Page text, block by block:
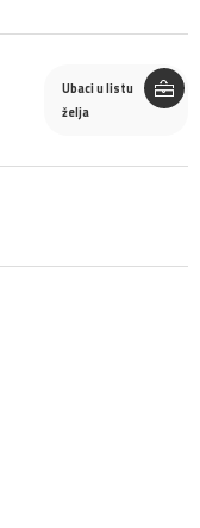
Ubaci u listu
želja